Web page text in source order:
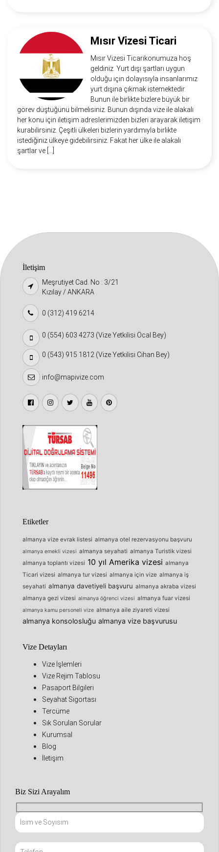
Mısır Vizesi Ticari
Mısır Vizesi Ticarikonumuza hoş
geldiniz. Yurt dışı şartları uygun
olduğu için dolayısıyla insanlarımız
yurt dışına çıkmak istemektedir.
Bunun ile birlikte bizlere büyük bir
görev düştüğünü bilmelisiniz. Bunun dışında vize ile alakalı
her konu için iletişim adreslerimizden bizleri arayarak iletişim
kurabilirsiniz. Çeşitli ülkeleri bizlerin yardımıyla birlikte
istediğiniz ülkeye gidebilirsiniz. Fakat her ülke ile alakalı
şartlar ve […]
İletişim
Meşrutiyet Cad. No : 3/21
Kızılay / ANKARA
0 (312) 419 6214
0 (554) 603 4273 (Vize Yetkilisi Öcal Bey)
0 (543) 915 1812 (Vize Yetkilisi Cihan Bey)
info@mapivize.com
Etiketler
almanya vize evrak listesi almanya otel rezervasyonu başvuru
almanya emekli vizesi almanya seyahati almanya Turistik vizesi
almanya toplantı vizesi 10 yıl Amerika vizesi almanya
Ticari vizesi almanya tur vizesi almanya için vize almanya iş
seyahati almanya davetiyeli başvuru almanya akraba vizesi
almanya gezi vizesi almanya öğrenci vizesi almanya fuar vizesi
almanya kamu personeli vize almanya aile ziyareti vizesi
almanya konsolosluğu almanya vize başvurusu
Vize Detayları
Vize İşlemleri
Vize Rejim Tablosu
Pasaport Bilgileri
Seyahat Sigortası
Tercüme
Sık Sorulan Sorular
Kurumsal
Blog
İletişim
Biz Sizi Arayalım